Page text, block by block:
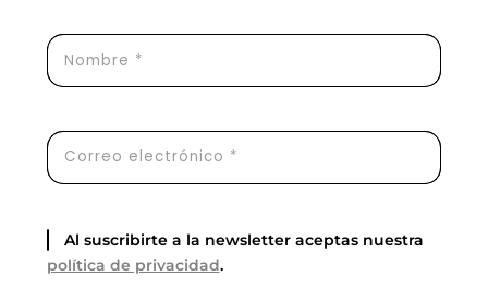
Al suscribirte a la newsletter aceptas nuestra
política de privacidad.